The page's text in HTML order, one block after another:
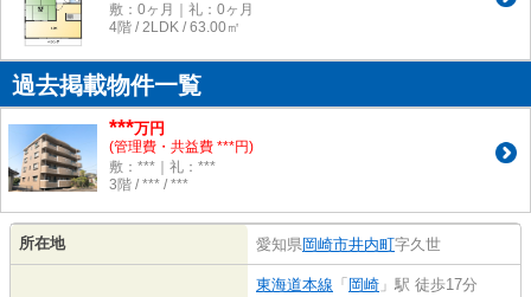
敷：0ヶ月｜礼：0ヶ月
4階 / 2LDK / 63.00㎡
過去掲載物件一覧
***万円
(管理費・共益費 ***円)
敷：***｜礼：***
3階 / *** / ***
所在地 愛知県岡崎市井内町字久世
東海道本線 「 岡崎 」駅 徒歩17分